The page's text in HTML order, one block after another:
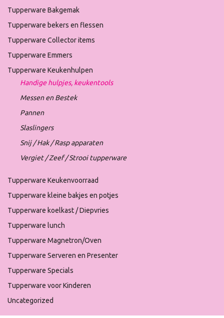
Tupperware Bakgemak
Tupperware bekers en flessen
Tupperware Collector items
Tupperware Emmers
Tupperware Keukenhulpen
Handige hulpjes, keukentools
Messen en Bestek
Pannen
Slaslingers
Snij / Hak / Rasp apparaten
Vergiet / Zeef / Strooi tupperware
Tupperware Keukenvoorraad
Tupperware kleine bakjes en potjes
Tupperware koelkast / Diepvries
Tupperware lunch
Tupperware Magnetron/Oven
Tupperware Serveren en Presenter
Tupperware Specials
Tupperware voor Kinderen
Uncategorized